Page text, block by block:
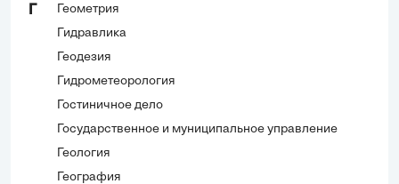
Геометрия
Гидравлика
Геодезия
Гидрометеорология
Гостиничное дело
Государственное и муниципальное управление
Геология
География